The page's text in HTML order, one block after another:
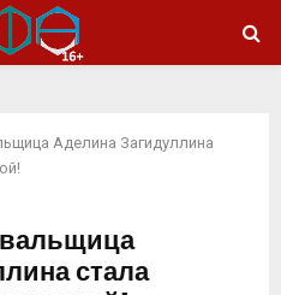
Аделина Загидуллина
стала